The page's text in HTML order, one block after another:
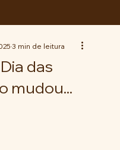
das
mudou...
3 min de leitura